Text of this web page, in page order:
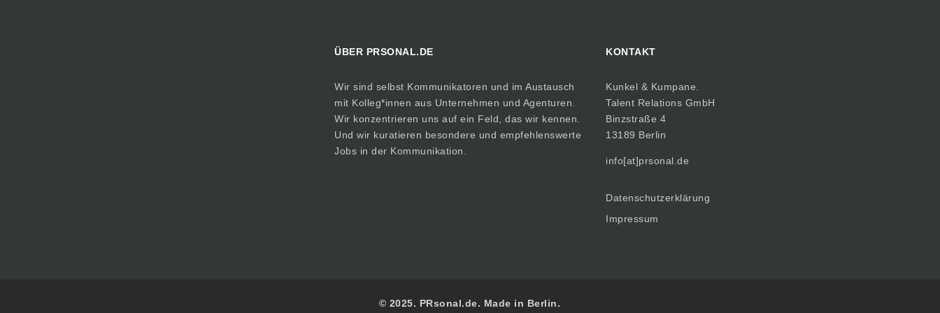
ÜBER PRSONAL.DE
Wir sind selbst Kommunikatoren und im Austausch
mit Kolleg*innen aus Unternehmen und Agenturen.
Wir konzentrieren uns auf ein Feld, das wir kennen.
Und wir kuratieren besondere und empfehlenswerte
Jobs in der Kommunikation.
KONTAKT
Kunkel & Kumpane.
Talent Relations GmbH
Binzstraße 4
13189 Berlin
info[at]prsonal.de
Datenschutzerklärung
Impressum
© 2025. PRsonal.de. Made in Berlin.